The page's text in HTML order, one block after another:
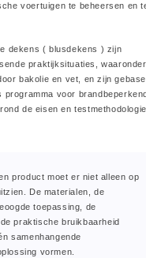
voertuigen te beheersen en
dekens ( blusdekens ) zijn
praktijksituaties, waaronder
bakolie en vet, en zijn
programma voor
de eisen en testmethodologie
product moet er niet alleen op
De materialen, de
toepassing, de
praktische bruikbaarheid
samenhangende
vormen.